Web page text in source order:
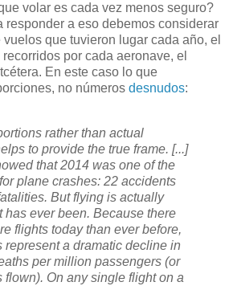
volar es cada vez menos seguro?
responder a eso debemos considerar
que tuvieron lugar cada año, el
por cada aeronave, el
En este caso lo que
no números desnudos:
rather than actual
to provide the true frame. [...]
that 2014 was one of the
plane crashes: 22 accidents
But flying is actually
has ever been. Because there
flights today than ever before,
represent a dramatic decline in
per million passengers (or
flown). On any single flight on a